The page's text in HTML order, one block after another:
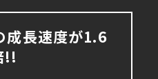
成長速度が1.6
!!